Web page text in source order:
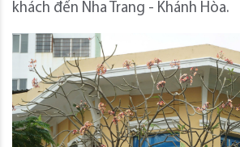
khách đến Nha Trang - Khánh Hòa.